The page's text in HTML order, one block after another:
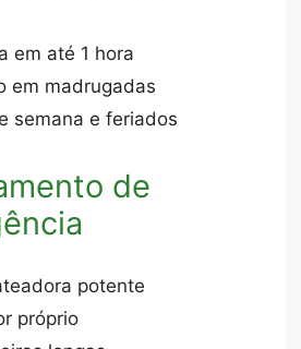
em até 1 hora
em madrugadas
semana e feriados
de
potente
próprio